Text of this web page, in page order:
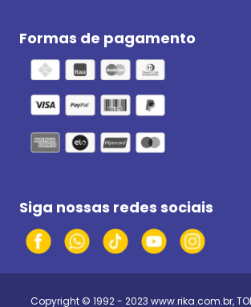
Formas de pagamento
Siga nossas redes sociais
Copyright © 1992 - 2023 www.rika.com.br,